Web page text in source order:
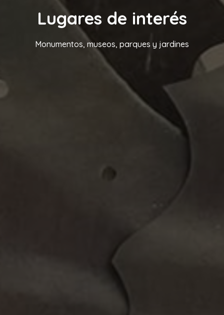
Lugares de interés
Monumentos, museos, parques y jardines